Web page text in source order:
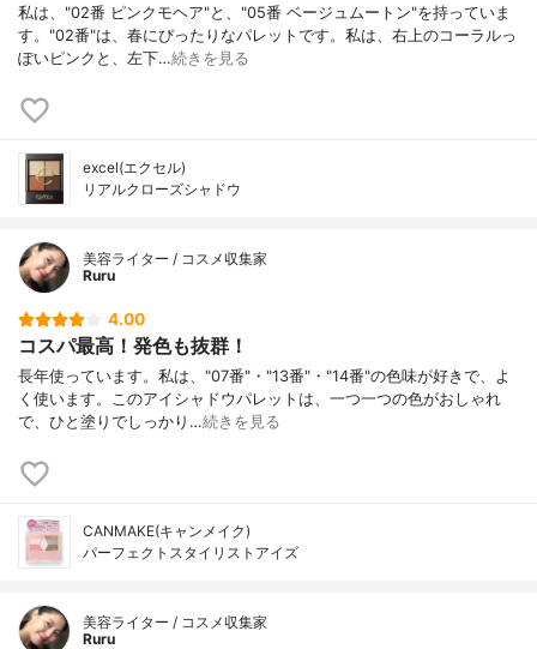
私は、"02番 ピンクモヘア"と、"05番 ベージュムートン"を持っていま
す。"02番"は、春にぴったりなパレットです。私は、右上のコーラルっ
ぽいピンクと、左下…続きを見る
excel(エクセル)
リアルクローズシャドウ
美容ライター / コスメ収集家
Ruru
4.00
コスパ最高！発色も抜群！
長年使っています。私は、"07番"・"13番"・"14番"の色味が好きで、よ
く使います。このアイシャドウパレットは、一つ一つの色がおしゃれ
で、ひと塗りでしっかり…続きを見る
CANMAKE(キャンメイク)
パーフェクトスタイリストアイズ
美容ライター / コスメ収集家
Ruru